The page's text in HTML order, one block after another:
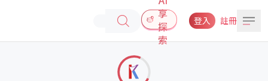
享
探
索
登入 註冊